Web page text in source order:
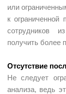
или
к ограниченной
сотрудников
получить более
Отсутствие
Не следует
анализа, ведь